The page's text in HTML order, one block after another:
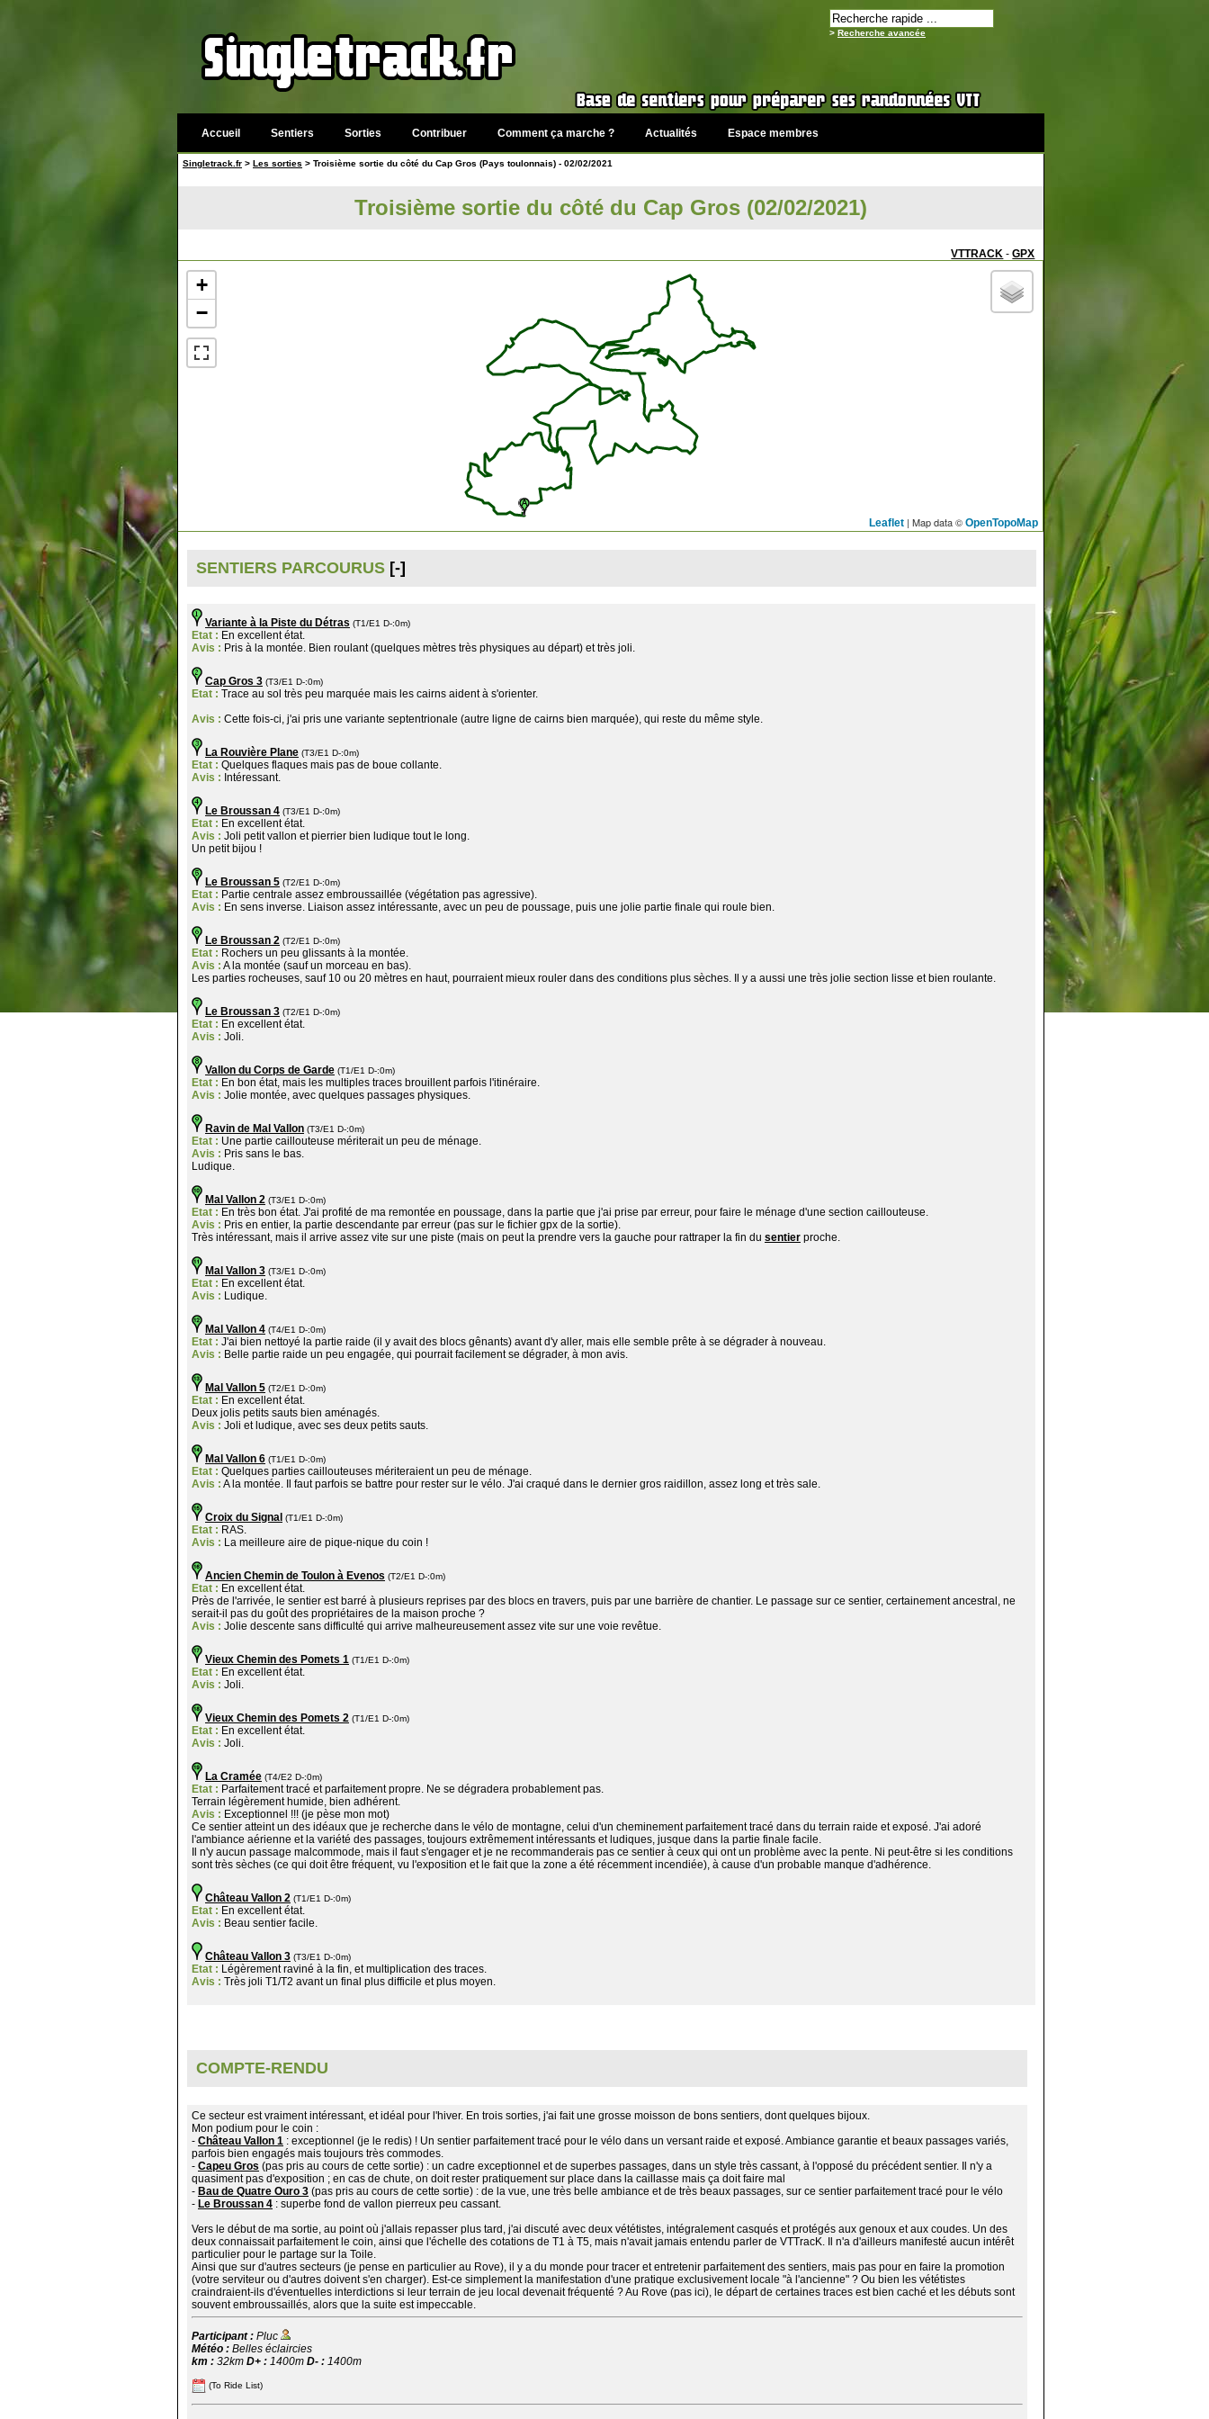
> Recherche avancée
Accueil Sentiers Sorties Contribuer Comment ça marche ? Actualités Espace membres
Singletrack.fr > Les sorties > Troisième sortie du côté du Cap Gros (Pays toulonnais) - 02/02/2021
Troisième sortie du côté du Cap Gros (02/02/2021)
VTTRACK -GPX
+
−
Leaflet | Map data © OpenTopoMap
SENTIERS PARCOURUS [-]
Variante à la Piste du Détras (T1/E1 D-:0m)
Etat : En excellent état.
Avis : Pris à la montée. Bien roulant (quelques mètres très physiques au départ) et très joli.
Cap Gros 3 (T3/E1 D-:0m)
Etat : Trace au sol très peu marquée mais les cairns aident à s'orienter.
Avis : Cette fois-ci, j'ai pris une variante septentrionale (autre ligne de cairns bien marquée), qui reste du même style.
La Rouvière Plane (T3/E1 D-:0m)
Etat : Quelques flaques mais pas de boue collante.
Avis : Intéressant.
Le Broussan 4 (T3/E1 D-:0m)
Etat : En excellent état.
Avis : Joli petit vallon et pierrier bien ludique tout le long.
Un petit bijou !
Le Broussan 5 (T2/E1 D-:0m)
Etat : Partie centrale assez embroussaillée (végétation pas agressive).
Avis : En sens inverse. Liaison assez intéressante, avec un peu de poussage, puis une jolie partie finale qui roule bien.
Le Broussan 2 (T2/E1 D-:0m)
Etat : Rochers un peu glissants à la montée.
Avis : A la montée (sauf un morceau en bas).
Les parties rocheuses, sauf 10 ou 20 mètres en haut, pourraient mieux rouler dans des conditions plus sèches. Il y a aussi une très jolie section lisse et bien roulante.
Le Broussan 3 (T2/E1 D-:0m)
Etat : En excellent état.
Avis : Joli.
Vallon du Corps de Garde (T1/E1 D-:0m)
Etat : En bon état, mais les multiples traces brouillent parfois l'itinéraire.
Avis : Jolie montée, avec quelques passages physiques.
Ravin de Mal Vallon (T3/E1 D-:0m)
Etat : Une partie caillouteuse mériterait un peu de ménage.
Avis : Pris sans le bas.
Ludique.
Mal Vallon 2 (T3/E1 D-:0m)
Etat : En très bon état. J'ai profité de ma remontée en poussage, dans la partie que j'ai prise par erreur, pour faire le ménage d'une section caillouteuse.
Avis : Pris en entier, la partie descendante par erreur (pas sur le fichier gpx de la sortie).
Très intéressant, mais il arrive assez vite sur une piste (mais on peut la prendre vers la gauche pour rattraper la fin du sentier proche.
Mal Vallon 3 (T3/E1 D-:0m)
Etat : En excellent état.
Avis : Ludique.
Mal Vallon 4 (T4/E1 D-:0m)
Etat : J'ai bien nettoyé la partie raide (il y avait des blocs gênants) avant d'y aller, mais elle semble prête à se dégrader à nouveau.
Avis : Belle partie raide un peu engagée, qui pourrait facilement se dégrader, à mon avis.
Mal Vallon 5 (T2/E1 D-:0m)
Etat : En excellent état.
Deux jolis petits sauts bien aménagés.
Avis : Joli et ludique, avec ses deux petits sauts.
Mal Vallon 6 (T1/E1 D-:0m)
Etat : Quelques parties caillouteuses mériteraient un peu de ménage.
Avis : A la montée. Il faut parfois se battre pour rester sur le vélo. J'ai craqué dans le dernier gros raidillon, assez long et très sale.
Croix du Signal (T1/E1 D-:0m)
Etat : RAS.
Avis : La meilleure aire de pique-nique du coin !
Ancien Chemin de Toulon à Evenos (T2/E1 D-:0m)
Etat : En excellent état.
Près de l'arrivée, le sentier est barré à plusieurs reprises par des blocs en travers, puis par une barrière de chantier. Le passage sur ce sentier, certainement ancestral, ne
serait-il pas du goût des propriétaires de la maison proche ?
Avis : Jolie descente sans difficulté qui arrive malheureusement assez vite sur une voie revêtue.
Vieux Chemin des Pomets 1 (T1/E1 D-:0m)
Etat : En excellent état.
Avis : Joli.
Vieux Chemin des Pomets 2 (T1/E1 D-:0m)
Etat : En excellent état.
Avis : Joli.
La Cramée (T4/E2 D-:0m)
Etat : Parfaitement tracé et parfaitement propre. Ne se dégradera probablement pas.
Terrain légèrement humide, bien adhérent.
Avis : Exceptionnel !!! (je pèse mon mot)
Ce sentier atteint un des idéaux que je recherche dans le vélo de montagne, celui d'un cheminement parfaitement tracé dans du terrain raide et exposé. J'ai adoré
l'ambiance aérienne et la variété des passages, toujours extrêmement intéressants et ludiques, jusque dans la partie finale facile.
Il n'y aucun passage malcommode, mais il faut s'engager et je ne recommanderais pas ce sentier à ceux qui ont un problème avec la pente. Ni peut-être si les conditions
sont très sèches (ce qui doit être fréquent, vu l'exposition et le fait que la zone a été récemment incendiée), à cause d'un probable manque d'adhérence.
Château Vallon 2 (T1/E1 D-:0m)
Etat : En excellent état.
Avis : Beau sentier facile.
Château Vallon 3 (T3/E1 D-:0m)
Etat : Légèrement raviné à la fin, et multiplication des traces.
Avis : Très joli T1/T2 avant un final plus difficile et plus moyen.
COMPTE-RENDU
Ce secteur est vraiment intéressant, et idéal pour l'hiver. En trois sorties, j'ai fait une grosse moisson de bons sentiers, dont quelques bijoux.
Mon podium pour le coin :
- Château Vallon 1 : exceptionnel (je le redis) ! Un sentier parfaitement tracé pour le vélo dans un versant raide et exposé. Ambiance garantie et beaux passages variés,
parfois bien engagés mais toujours très commodes.
- Capeu Gros (pas pris au cours de cette sortie) : un cadre exceptionnel et de superbes passages, dans un style très cassant, à l'opposé du précédent sentier. Il n'y a
quasiment pas d'exposition ; en cas de chute, on doit rester pratiquement sur place dans la caillasse mais ça doit faire mal
- Bau de Quatre Ouro 3 (pas pris au cours de cette sortie) : de la vue, une très belle ambiance et de très beaux passages, sur ce sentier parfaitement tracé pour le vélo
- Le Broussan 4 : superbe fond de vallon pierreux peu cassant.
Vers le début de ma sortie, au point où j'allais repasser plus tard, j'ai discuté avec deux vététistes, intégralement casqués et protégés aux genoux et aux coudes. Un des
deux connaissait parfaitement le coin, ainsi que l'échelle des cotations de T1 à T5, mais n'avait jamais entendu parler de VTTracK. Il n'a d'ailleurs manifesté aucun intérêt
particulier pour le partage sur la Toile.
Ainsi que sur d'autres secteurs (je pense en particulier au Rove), il y a du monde pour tracer et entretenir parfaitement des sentiers, mais pas pour en faire la promotion
(votre serviteur ou d'autres doivent s'en charger). Est-ce simplement la manifestation d'une pratique exclusivement locale "à l'ancienne" ? Ou bien les vététistes
craindraient-ils d'éventuelles interdictions si leur terrain de jeu local devenait fréquenté ? Au Rove (pas ici), le départ de certaines traces est bien caché et les débuts sont
souvent embroussaillés, alors que la suite est impeccable.
Participant : Pluc
Météo : Belles éclaircies
km : 32km D+ : 1400m D- : 1400m
(To Ride List)